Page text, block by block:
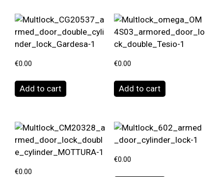
€0.00
Add to cart
€0.00
Add to cart
€0.00
€0.00